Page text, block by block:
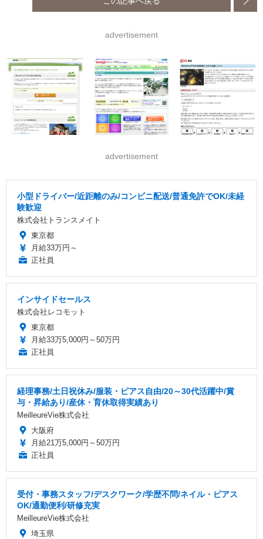
advertisement
advertisement
小型ドライバー/近距離のみ/コンビニ配送/普通免許でOK/未経
験歓迎
株式会社トランスメイト
東京都
月給33万円～
正社員
インサイドセールス
株式会社レコモット
東京都
月給33万5,000円～50万円
正社員
経理事務/土日祝休み/服装・ピアス自由/20～30代活躍中/賞
与・昇給あり/産休・育休取得実績あり
MeilleureVie株式会社
大阪府
月給21万5,000円～50万円
正社員
受付・事務スタッフ/デスクワーク/学歴不問/ネイル・ピアス
OK/通勤便利/研修充実
MeilleureVie株式会社
埼玉県